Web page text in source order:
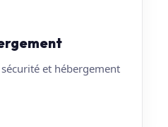
et hébergement